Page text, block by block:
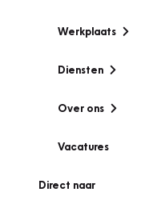
Werkplaats
Diensten
Over ons
Vacatures
Direct naar